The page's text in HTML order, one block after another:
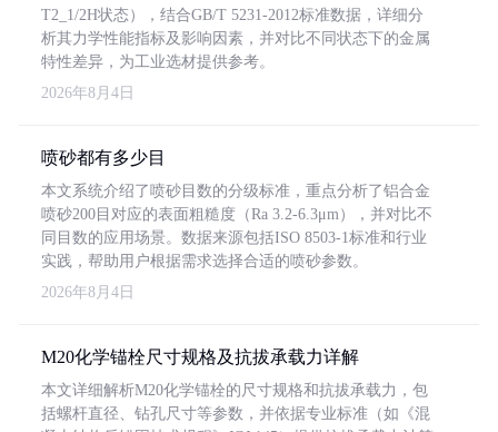
T2_1/2H状态），结合GB/T 5231-2012标准数据，详细分
析其力学性能指标及影响因素，并对比不同状态下的金属
特性差异，为工业选材提供参考。
2026年8月4日
喷砂都有多少目
本文系统介绍了喷砂目数的分级标准，重点分析了铝合金
喷砂200目对应的表面粗糙度（Ra 3.2-6.3μm），并对比不
同目数的应用场景。数据来源包括ISO 8503-1标准和行业
实践，帮助用户根据需求选择合适的喷砂参数。
2026年8月4日
M20化学锚栓尺寸规格及抗拔承载力详解
本文详细解析M20化学锚栓的尺寸规格和抗拔承载力，包
括螺杆直径、钻孔尺寸等参数，并依据专业标准（如《混